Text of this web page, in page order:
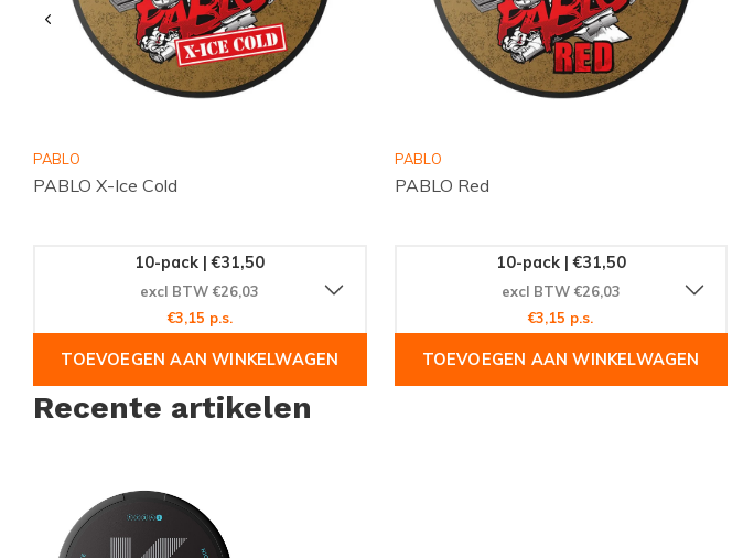
PABLO
PABLO X-Ice Cold
10-pack | €31,50
excl BTW €26,03
€3,15 p.s.
TOEVOEGEN AAN WINKELWAGEN
PABLO
PABLO Red
10-pack | €31,50
excl BTW €26,03
€3,15 p.s.
TOEVOEGEN AAN WINKELWAGEN
Recente artikelen